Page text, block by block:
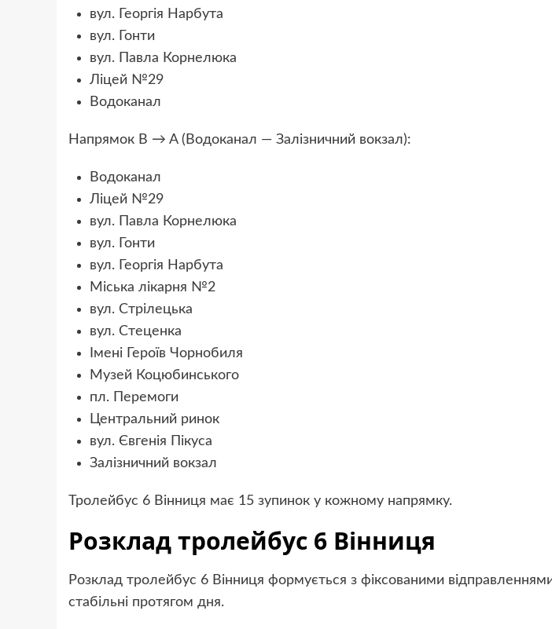
вул. Георгія Нарбута
вул. Гонти
вул. Павла Корнелюка
Ліцей №29
Водоканал
Напрямок B → A (Водоканал — Залізничний вокзал):
Водоканал
Ліцей №29
вул. Павла Корнелюка
вул. Гонти
вул. Георгія Нарбута
Міська лікарня №2
вул. Стрілецька
вул. Стеценка
Імені Героїв Чорнобиля
Музей Коцюбинського
пл. Перемоги
Центральний ринок
вул. Євгенія Пікуса
Залізничний вокзал
Тролейбус 6 Вінниця має 15 зупинок у кожному напрямку.
Розклад тролейбус 6 Вінниця
Розклад тролейбус 6 Вінниця формується з фіксованими
стабільні протягом дня.